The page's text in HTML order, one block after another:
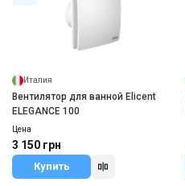
Италия
Вентилятор для ванной Elicent
ELEGANCE 100
Цена
3 150 грн
Купить